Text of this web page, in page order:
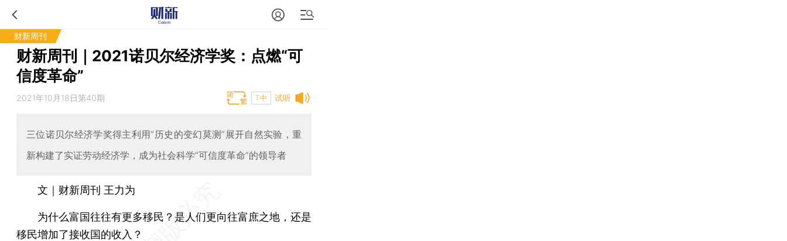
财新周刊
财新周刊｜2021诺贝尔经济学奖：点燃“可
信度革命”
试听
2021年10月18日第40期 T中
三位诺贝尔经济学奖得主利用“历史的变幻莫测”展开自然实验，重
新构建了实证劳动经济学，成为社会科学“可信度革命”的领导者
文｜财新周刊 王力为
为什么富国往往有更多移民？是人们更向往富庶之地，还是
移民增加了接收国的收入？